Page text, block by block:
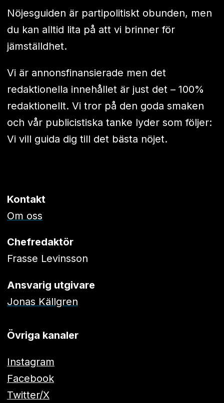
Nöjesguiden är partipolitiskt obunden, men
du kan alltid lita på att vi brinner för
jämställdhet.
Vi är annonsfinansierade men det
redaktionella innehållet är just det – 100%
redaktionellt. Vi tror på den goda smaken
och vår publicistiska tanke lyder som följer:
Vi vill guida dig till det bästa nöjet.
Kontakt
Om oss
Chefredaktör
Frasse Levinsson
Ansvarig utgivare
Jonas Källgren
Övriga kanaler
Instagram
Facebook
Twitter/X